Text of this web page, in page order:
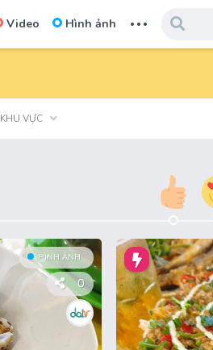
Video Hình ảnh ...
KHU VỰC
HÌNH ẢNH
0